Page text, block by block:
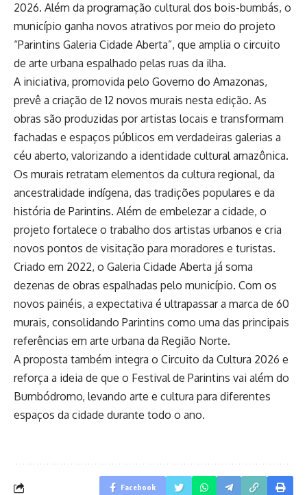
2026. Além da programação cultural dos bois-bumbás, o
município ganha novos atrativos por meio do projeto
“Parintins Galeria Cidade Aberta”, que amplia o circuito
de arte urbana espalhado pelas ruas da ilha.
A iniciativa, promovida pelo Governo do Amazonas,
prevê a criação de 12 novos murais nesta edição. As
obras são produzidas por artistas locais e transformam
fachadas e espaços públicos em verdadeiras galerias a
céu aberto, valorizando a identidade cultural amazônica.
Os murais retratam elementos da cultura regional, da
ancestralidade indígena, das tradições populares e da
história de Parintins. Além de embelezar a cidade, o
projeto fortalece o trabalho dos artistas urbanos e cria
novos pontos de visitação para moradores e turistas.
Criado em 2022, o Galeria Cidade Aberta já soma
dezenas de obras espalhadas pelo município. Com os
novos painéis, a expectativa é ultrapassar a marca de 60
murais, consolidando Parintins como uma das principais
referências em arte urbana da Região Norte.
A proposta também integra o Circuito da Cultura 2026 e
reforça a ideia de que o Festival de Parintins vai além do
Bumbódromo, levando arte e cultura para diferentes
espaços da cidade durante todo o ano.
Facebook